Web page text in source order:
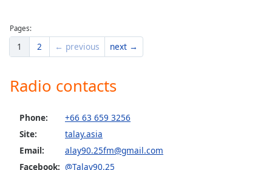
Text
Color
Opacity
Background
Color
Pages:
1 2 ← previous next →
Radio contacts
Phone:
+66 63 659 3256
Site:
talay.asia
Email:
alay90.25fm@gmail.com
Facebook: @Talay90.25